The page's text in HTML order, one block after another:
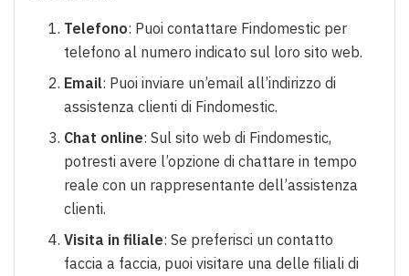
Telefono: Puoi contattare Findomestic per
telefono al numero indicato sul loro sito web.
Email: Puoi inviare un’email all’indirizzo di
assistenza clienti di Findomestic.
Chat online: Sul sito web di Findomestic,
potresti avere l’opzione di chattare in tempo
reale con un rappresentante dell’assistenza
clienti.
Visita in filiale: Se preferisci un contatto
faccia a faccia, puoi visitare una delle filiali di